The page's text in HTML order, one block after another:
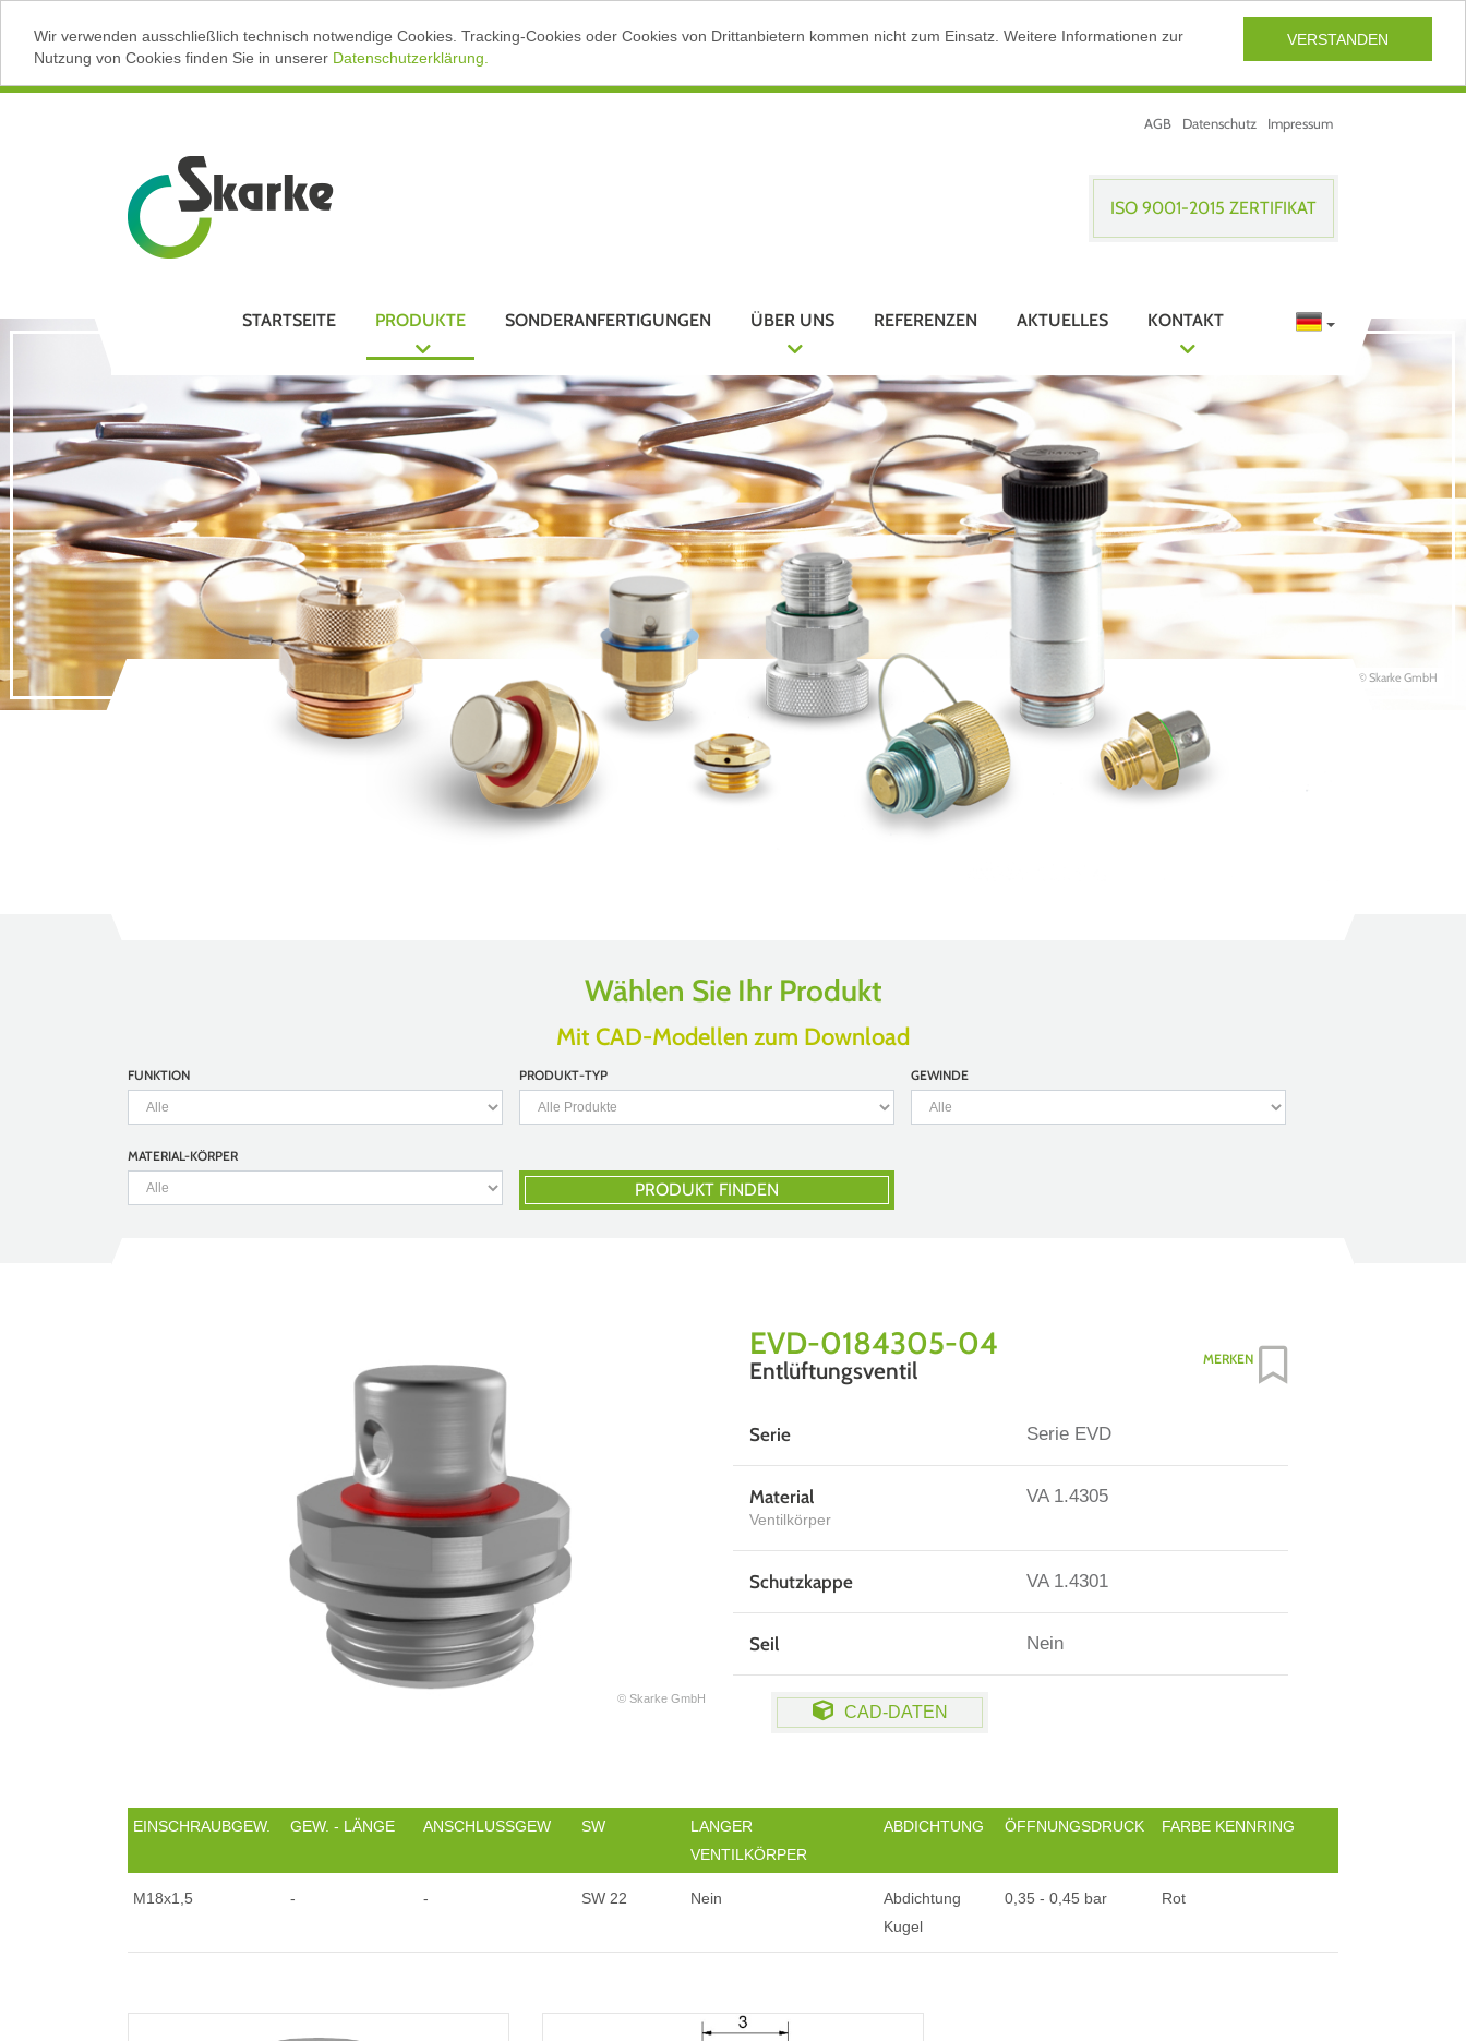
VERSTANDEN
Wir verwenden ausschließlich technisch notwendige Cookies. Tracking-Cookies oder Cookies von Drittanbietern kommen nicht zum Einsatz. Weitere Informationen zur
Nutzung von Cookies finden Sie in unserer Datenschutzerklärung.
AGB Datenschutz Impressum
ISO 9001-2015 ZERTIFIKAT
STARTSEITE PRODUKTE SONDERANFERTIGUNGEN ÜBER UNS REFERENZEN AKTUELLES KONTAKT
© Skarke GmbH
Wählen Sie Ihr Produkt
Mit CAD-Modellen zum Download
FUNKTION PRODUKT-TYP GEWINDE
MATERIAL-KÖRPER
PRODUKT FINDEN
© Skarke GmbH
EVD-0184305-04
Entlüftungsventil MERKEN
Serie Serie EVD
Material
Ventilkörper
VA 1.4305
Schutzkappe VA 1.4301
Seil Nein
CAD-DATEN
EINSCHRAUBGEW. GEW. - LÄNGE ANSCHLUSSGEW SW
LANGER
VENTILKÖRPER
ABDICHTUNG ÖFFNUNGSDRUCK FARBE KENNRING
M18x1,5 - - SW 22 Nein
Abdichtung
Kugel
0,35 - 0,45 bar Rot